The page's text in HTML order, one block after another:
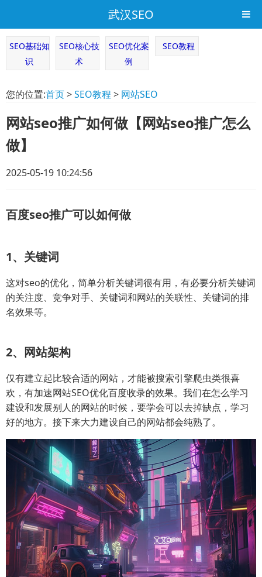
武汉SEO
SEO基础知
识
SEO核心技
术
SEO优化案
例
SEO教程
您的位置:首页>SEO教程 > 网站SEO
网站seo推广如何做【网站seo推广怎么
做】
2025-05-19 10:24:56
百度seo推广可以如何做
1、关键词
这对seo的优化，简单分析关键词很有用，有必要分析关键词
的关注度、竞争对手、关键词和网站的关联性、关键词的排
名效果等。
2、网站架构
仅有建立起比较合适的网站，才能被搜索引擎爬虫类很喜
欢，有加速网站SEO优化百度收录的效果。我们在怎么学习
建设和发展别人的网站的时候，要学会可以去掉缺点，学习
好的地方。接下来大力建设自己的网站都会纯熟了。